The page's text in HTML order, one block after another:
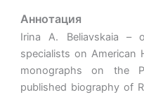
Аннотация
Irina A. Beliavskaia –
specialists on American
monographs on the
published biography of